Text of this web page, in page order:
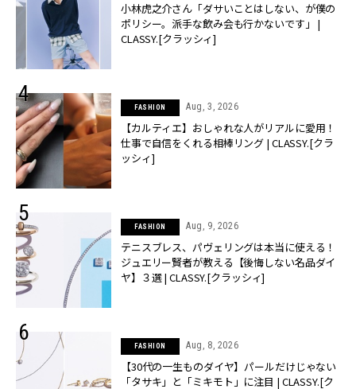
小林虎之介さん「ダサいことはしない、が僕の
ポリシー。派手な飲み会も行かないです」 |
CLASSY.[クラッシィ]
FASHION Aug, 3, 2026
【カルティエ】おしゃれな人がリアルに愛用！
仕事で自信をくれる相棒リング | CLASSY.[クラ
ッシィ]
FASHION Aug, 9, 2026
テニスブレス、パヴェリングは本当に使える！
ジュエリー賢者が教える【後悔しない名品ダイ
ヤ】３選 | CLASSY.[クラッシィ]
FASHION Aug, 8, 2026
【30代の一生ものダイヤ】パールだけじゃない
「タサキ」と「ミキモト」に注目 | CLASSY.[ク